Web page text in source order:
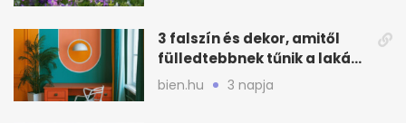
3 falszín és dekor, amitől
fülledtebbnek tűnik a lakás
nyáron
bien.hu 3 napja